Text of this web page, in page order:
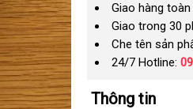
Giao hàng
Giao trong 30
Che tên sản
24/7 Hotline:
Thông tin